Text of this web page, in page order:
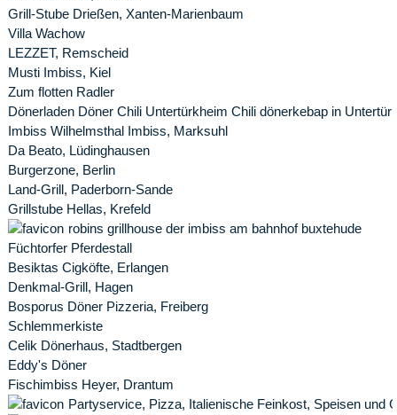
Grill-Stube Drießen, Xanten-Marienbaum
Villa Wachow
LEZZET, Remscheid
Musti Imbiss, Kiel
Zum flotten Radler
Dönerladen Döner Chili Untertürkheim Chili dönerkebap in
Imbiss Wilhelmsthal Imbiss, Marksuhl
Da Beato, Lüdinghausen
Burgerzone, Berlin
Land-Grill, Paderborn-Sande
Grillstube Hellas, Krefeld
robins grillhouse der imbiss am bahnhof buxtehude
Füchtorfer Pferdestall
Besiktas Cigköfte, Erlangen
Denkmal-Grill, Hagen
Bosporus Döner Pizzeria, Freiberg
Schlemmerkiste
Celik Dönerhaus, Stadtbergen
Eddy's Döner
Fischimbiss Heyer, Drantum
Partyservice, Pizza, Italienische Feinkost, Speisen und